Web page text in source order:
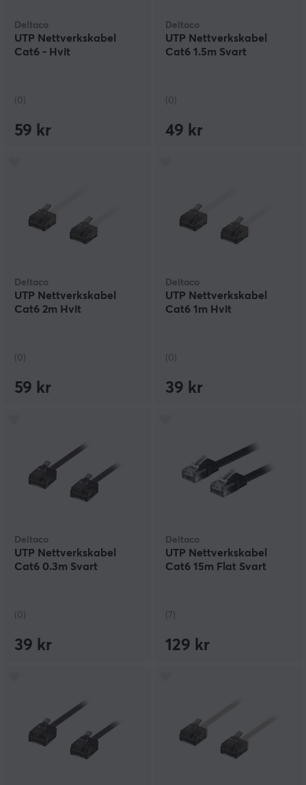
Deltaco
UTP Nettverkskabel
Cat6 - Hvit
(0)
59 kr
Deltaco
UTP Nettverkskabel
Cat6 1.5m Svart
(0)
49 kr
Deltaco
UTP Nettverkskabel
Cat6 2m Hvit
(0)
59 kr
Deltaco
UTP Nettverkskabel
Cat6 1m Hvit
(0)
39 kr
Deltaco
UTP Nettverkskabel
Cat6 0.3m Svart
(0)
39 kr
Deltaco
UTP Nettverkskabel
Cat6 15m Flat Svart
(7)
129 kr